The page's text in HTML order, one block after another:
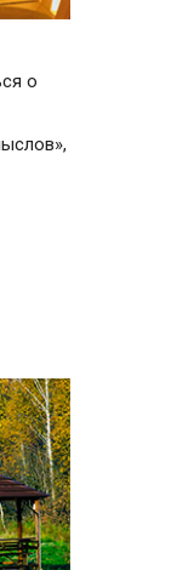
о